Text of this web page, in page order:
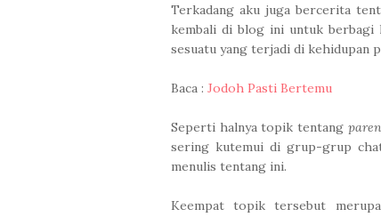
Terkadang aku juga bercerita
kembali di blog ini untuk berbagi
sesuatu yang terjadi di kehidupan
Baca : Jodoh Pasti Bertemu
Seperti halnya topik tentang
sering kutemui di grup-grup
menulis tentang ini.
Keempat topik tersebut